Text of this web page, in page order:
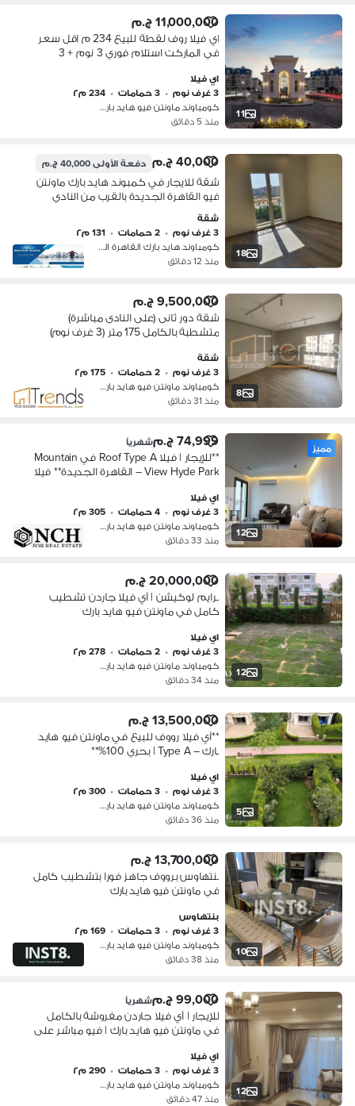
11
11,000,000 ج.م
اي فيلا روف لقطة للبيع 234 م اقل سعر
في الماركت استلام فوري 3 نوم + 3
اي فيلا
3 غرف نوم
• 3 حمامات • 234 م٢
كومباوند ماونتن فيو هايد بارك، التج…
منذ 5 دقائق
18
40,000 ج.م دفعة الأولى40,000 ج.م
شقة للايجار في كمبوند هايد بارك ماونتن
فيو القاهرة الجديدة بالقرب من النادي
استخدام يوجد مطبخ علي الطرا
شقة
3 غرف نوم
• 2 حمامات • 131 م٢
كومباوند هايد بارك القاهرة الجديدة،…
منذ 12 دقائق
8
9,500,000 ج.م
شقة دور ثانى (على النادى مباشرة)
متشطبة بالكامل 175 متر (3 غرف نوم)
التجمع الخامس!
شقة
3 غرف نوم
• 2 حمامات • 175 م٢
كومباوند ماونتن فيو هايد بارك، التج…
منذ 31 دقائق
12
مميز 74,999 ج.م شهرياً
**للإيجار | فيلا Roof Type A في Mountain
View Hyde Park – القاهرة الجديدة** فيلا
View Hyde Park**، بمساحة واسعة
اي فيلا
3 غرف نوم
• 4 حمامات • 305 م٢
كومباوند ماونتن فيو هايد بارك، التج…
منذ 33 دقائق
12
20,000,000 ج.م
برايم لوكيشن | آي فيلا جاردن تشطيب
كامل في ماونتن فيو هايد بارك
اي فيلا
3 غرف نوم
• 2 حمامات • 278 م٢
كومباوند ماونتن فيو هايد بارك، التج…
منذ 34 دقائق
5
13,500,000 ج.م
**آي فيلا رووف للبيع في ماونتن فيو هايد
بارك – Type A | بحري 100%**
اي فيلا
3 غرف نوم
• 3 حمامات • 300 م٢
كومباوند ماونتن فيو هايد بارك، التج…
منذ 36 دقائق
10
13,700,000 ج.م
بنتهاوس برووف جاهز فورا بتشطيب كامل
في ماونتن فيو هايد بارك
بنتهاوس
3 غرف نوم
• 3 حمامات • 169 م٢
كومباوند ماونتن فيو هايد بارك، التج…
منذ 38 دقائق
12
99,000 ج.م شهرياً
للإيجار | آي فيلا جاردن مفروشة بالكامل
في ماونتن فيو هايد بارك | فيو مباشر على
اي فيلا
3 غرف نوم
• 3 حمامات • 290 م٢
كومباوند ماونتن فيو هايد بارك، التج…
منذ 47 دقائق